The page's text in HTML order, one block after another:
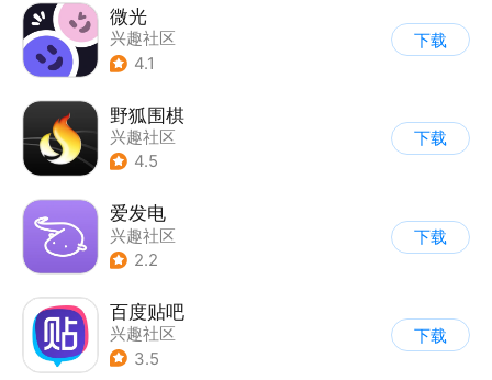
微光
兴趣社区
4.1
下载
野狐围棋
兴趣社区
4.5
下载
爱发电
兴趣社区
2.2
下载
百度贴吧
兴趣社区
3.5
下载